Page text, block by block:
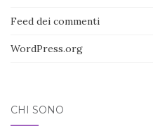
Feed dei commenti
WordPress.org
CHI SONO